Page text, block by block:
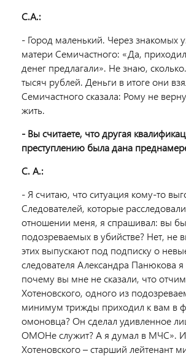
С.А.:
- Город маленький. Через знакомых
матери Семичастного: «Да,
денег предлагали». Не знаю,
тысяч рублей. Деньги в итоге они
Семичастного сказала: Рому не
жить.
- Вы считаете, что другая
преступлению была дана
С. А.:
- Я считаю, что ситуация кому-то
Следователей, которые
отношении меня, я спрашивал: вы
подозреваемых в убийстве? Нет, не
этих выпускают под подписку о
следователя Александра Панюкова я
почему вы мне не сказали, что
Хотеновского, одного из
минимум трижды приходил к вам в
омоновца? Он сделал удивленное
ОМОНе служит? А я думал в МЧС».
Хотеновского – старший лейтенант